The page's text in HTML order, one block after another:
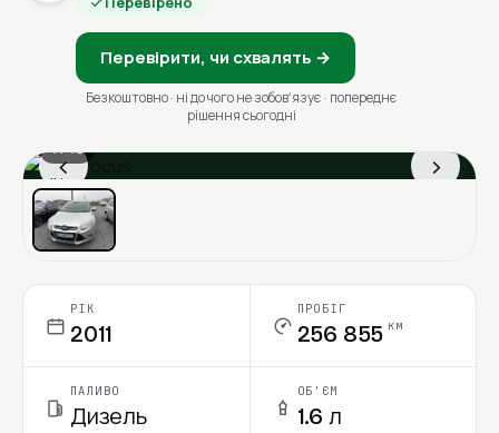
Перевірити, чи схвалять →
Безкоштовно · ні до чого не зобовʼязує · попереднє
рішення сьогодні
‹ ›
1 / 13
Ціна в місяць
РІК
2011
ПРОБІГ
256 855 км
ПАЛИВО
Дизель
ОБ'ЄМ
1.6 л